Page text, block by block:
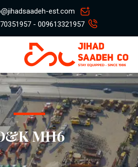
est.com
009613321957 - 0096170351957
MH6